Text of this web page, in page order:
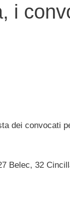
i
dei convocati
Belec, 32